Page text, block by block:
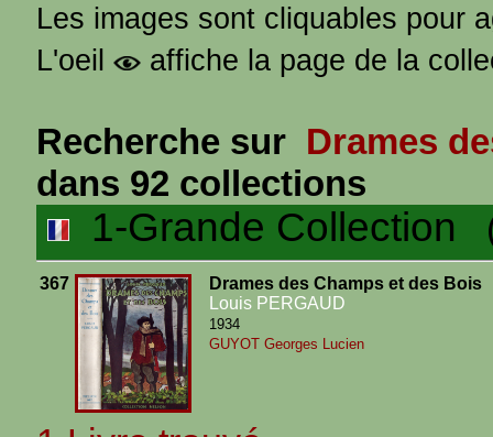
Les images sont cliquables pour
L'oeil
affiche la page de la
Recherche sur Drames
dans 92 collections
1-Grande Collection
367
Drames des Champs et des Bois
Louis PERGAUD
1934
GUYOT Georges Lucien